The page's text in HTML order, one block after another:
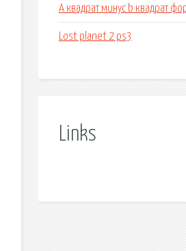
A квадрат минус b квадрат
Lost planet 2 ps3
Links